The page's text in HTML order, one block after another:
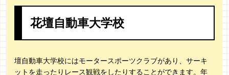
花壇自動車大学校
壇自動車大学校にはモータースポーツクラブがあり、サーキ
ットを走ったりレース観戦をしたりすることができます。年